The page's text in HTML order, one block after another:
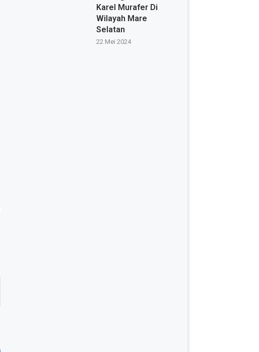
Karel Murafer Di
Wilayah Mare
Selatan
22 Mei 2024